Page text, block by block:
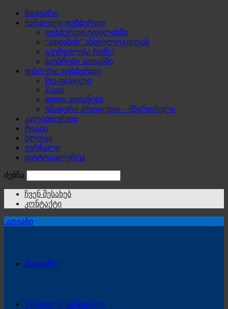
მთავარი
ქართული ფეხბურთი
ფეხბურთი ტფილისში
“ათიანის” ანთოლოგიიდან
გვეშველება რამე?
საუბრები ათიანში
უცხოური ფეხბურთი
Pro-ფ(ა)ილი
Zoom
დიდი ათიანები
უმადური პროფესია – მწვრთნელი
კალათბურთი
რაგბი
ბლოგი
ჟურნალი
ფოტოგალერეა
ძებნა
ჩვენ შესახებ
კონტაქტი
ათიანი
მთავარი
ქართული ფეხბურთი